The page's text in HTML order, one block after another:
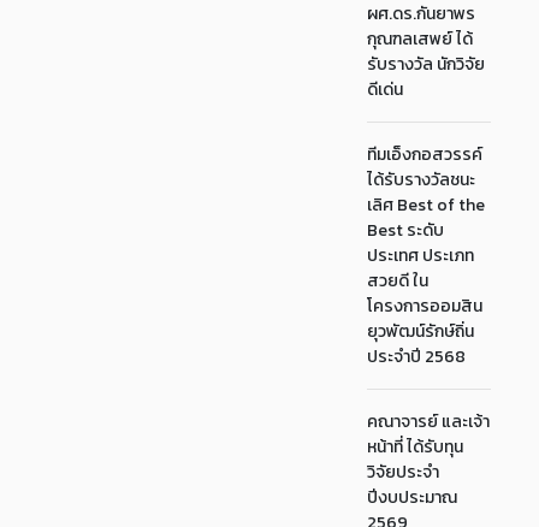
ผศ.ดร.กันยาพร
กุณฑลเสพย์ ได้
รับรางวัล นักวิจัย
ดีเด่น
ทีมเอ็งกอสวรรค์
ได้รับรางวัลชนะ
เลิศ Best of the
Best ระดับ
ประเทศ ประเภท
สวยดี ใน
โครงการออมสิน
ยุวพัฒน์รักษ์ถิ่น
ประจำปี 2568
คณาจารย์ และเจ้า
หน้าที่ ได้รับทุน
วิจัยประจำ
ปีงบประมาณ